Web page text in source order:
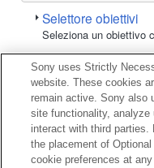
Selettore obiettivi
Seleziona un obiettivo
Batteria /
Sony uses Strictly
website. These cookies
remain active. Sony also
site functionality, analyze
interact with third
the placement of
cookie preferences at